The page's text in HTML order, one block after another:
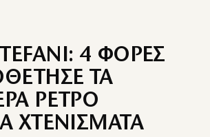
4 ΦΟΡΕΣ
ΤΑ
ΡΕΤΡΟ
ΧΤΕΝΙΣΜΑΤΑ